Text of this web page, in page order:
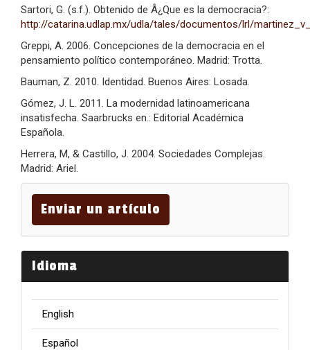
Sartori, G. (s.f.). Obtenido de Â¿Que es la democracia?:
http://catarina.udlap.mx/udla/tales/documentos/lrl/
Greppi, A. 2006. Concepciones de la democracia en el
pensamiento político contemporáneo. Madrid: Trotta.
Bauman, Z. 2010. Identidad. Buenos Aires: Losada.
Gómez, J. L. 2011. La modernidad latinoamericana
insatisfecha. Saarbrucks en.: Editorial Académica
Española.
Herrera, M, & Castillo, J. 2004. Sociedades Complejas.
Madrid: Ariel.
Enviar
un
artículo
Enviar un artículo
Idioma
English
Español